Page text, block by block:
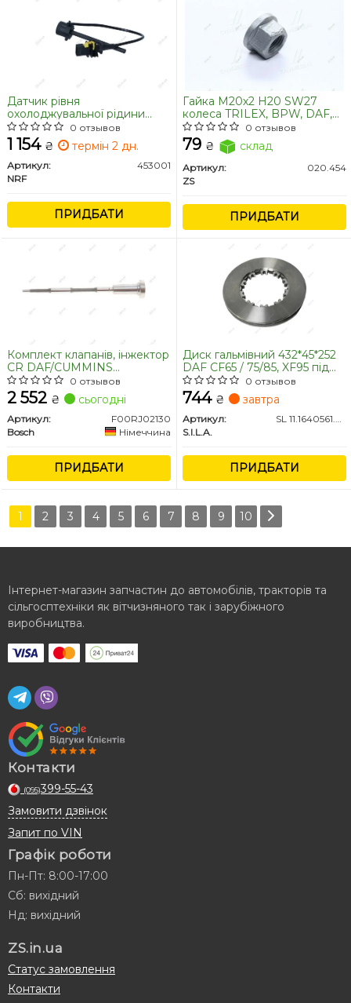
Датчик рівня
охолоджувальної рідини
DAF (вир-во NRF)
0 отзывов
1 154 ₴ термін 2 дн.
Артикул:
453001
NRF
ПРИДБАТИ
Гайка М20х2 H20 SW27
колеса TRILEX, BPW, DAF,
MAN, MB, SCANIA, VOLVO
(вір-во Sampa)
0 отзывов
79 ₴ склад
Артикул:
020.454
ZS
ПРИДБАТИ
Комплект клапанів, інжектор
CR DAF/CUMMINS
3,9/4,5/5,9/6,7 (вир-во Bosch)
0 отзывов
2 552 ₴ сьогодні
Артикул:
F00RJ02130
Bosch
Німеччина
ПРИДБАТИ
Диск гальмівний 432*45*252
DAF CF65 / 75/85, XF95 під
зношену маточину (в-во
S.I.L.A. AC)
0 отзывов
744 ₴ завтра
Артикул:
S.I.L.A.
ПРИДБАТИ
1 2 3 4 5 6 7 8 9 10
Інтернет-магазин запчастин до автомобілів, тракторів та
сільгосптехніки як вітчизняного так і зарубіжного
виробництва.
Контакти
(095)399-55-43
Замовити дзвінок
Запит по VIN
Графік роботи
Пн-Пт: 8:00-17:00
Сб: вихідний
Нд: вихідний
ZS.in.ua
Статус замовлення
Контакти